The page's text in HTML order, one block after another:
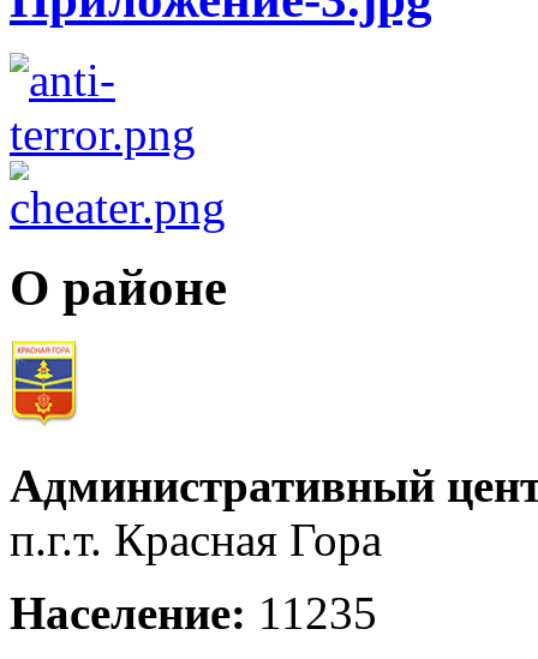
О районе
Административный
п.г.т. Красная Гора
Население: 11235